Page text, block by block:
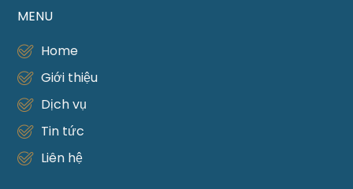
MENU
Home
Giới thiệu
Dịch vụ
Tin tức
Liên hệ